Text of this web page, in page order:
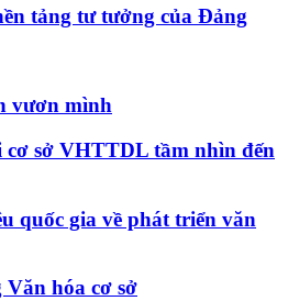
tảng tư tưởng của Đảng
vươn mình
cơ sở VHTTDL tầm nhìn đến
quốc gia về phát triển văn
hóa cơ sở